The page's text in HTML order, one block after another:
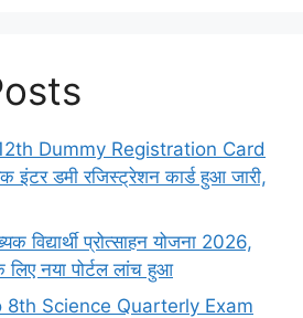
Dummy Registration Card
इंटर डमी रजिस्ट्रेशन कार्ड हुआ जारी,
विद्यार्थी प्रोत्साहन योजना 2026,
नया पोर्टल लांच हुआ
8th Science Quarterly Exam